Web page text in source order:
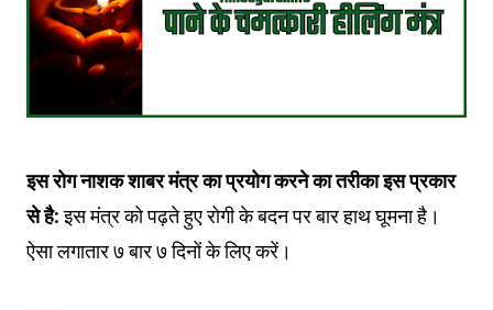
इस रोग नाशक शाबर मंत्र का प्रयोग करने का तरीका इस प्रकार
से है:इस मंत्र को पढ़ते हुए रोगी के बदन पर बार हाथ घूमना है।
ऐसा लगातार ७ बार ७ दिनों के लिए करें।